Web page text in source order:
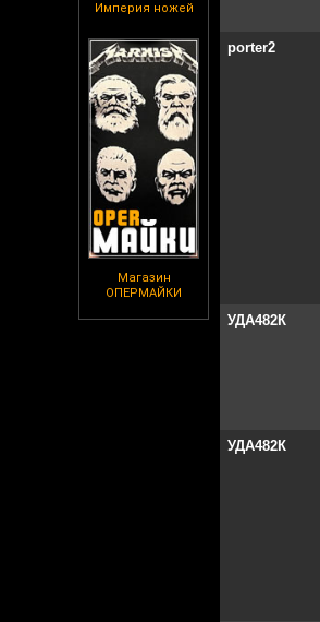
Империя ножей
Магазин
ОПЕРМАЙКИ
porter2
УДА482К
УДА482К